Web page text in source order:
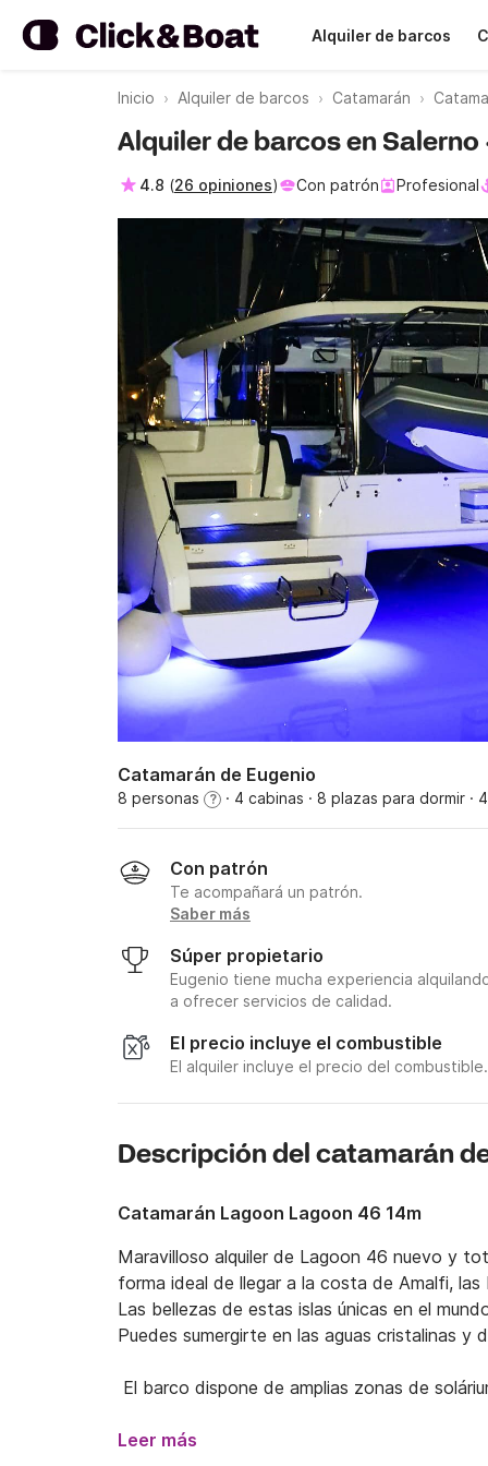
Alquiler de barcos
Inicio Alquiler de barcos Catamarán
Alquiler de barcos en
4.8 (26 opiniones) Con patrón Profesional
Catamarán de Eugenio
8 personas ? · 4 cabinas · 8 plazas para dormir ·
Con patrón
Te acompañará un patrón.
Saber más
Súper propietario
Eugenio tiene mucha experiencia
a ofrecer servicios de calidad.
El precio incluye el combustible
El alquiler incluye el precio del combustible.
Descripción del catamarán
Catamarán Lagoon Lagoon 46 14m
Maravilloso alquiler de Lagoon 46 nuevo y
forma ideal de llegar a la costa de Amalfi, las
Las bellezas de estas islas únicas en el
Puedes sumergirte en las aguas cristalinas y
El barco dispone de amplias zonas de
Una cabina grande es ideal para almuerzos
Leer más